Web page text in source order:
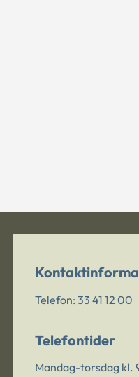
Telefon: 33 41 12 00
Telefontider
Mandag-torsdag kl.